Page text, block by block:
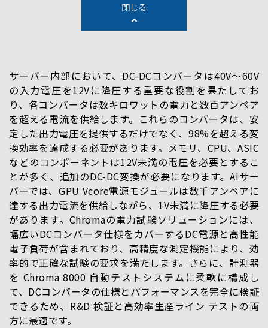
閉じる
サーバー内部において、DC-DCコンバータは40V～60V
の入力電圧を12Vに降圧する重要な役割を果たしてお
り、各コンバータは数キロワットの電力と数百アンペア
を超える電流を供給します。これらのコンバータは、安
定した出力電圧を提供するだけでなく、98%を超える変
換効率を達成する必要があります。メモリ、CPU、ASIC
などのコンポーネントは12V未満の電圧を必要とするこ
とが多く、追加のDC-DC変換が必要になります。AIサー
バーでは、GPU Vcore電源モジュールは数千アンペアに
達する出力電流を供給しながら、1V未満に降圧する必要
があります。Chromaの電力試験ソリューションには、
幅広いDCコンバータ仕様をカバーするDC電源と高性能
電子負荷が含まれており、高精度な測定機能により、効
率的で正確な試験の要求を満たします。さらに、計測器
を Chroma 8000 自動テストシステムに柔軟に構成し
て、DCコンバータの仕様とパフォーマンスを完全に検証
できるため、R&D 検証と高効率生産ライン テストの両
方に最適です。